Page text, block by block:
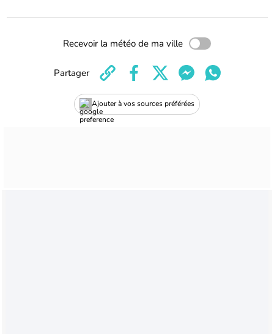
Recevoir la météo de ma ville
Ajouter à vos sources préférées
Partager